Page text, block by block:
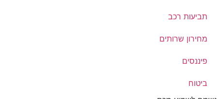
תביעות רכב
מחירון שרותים
פיננסים
ביטוח